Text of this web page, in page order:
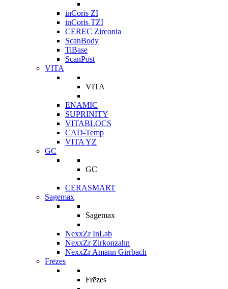
inCoris ZI
inCoris TZI
CEREC Zirconia
ScanBody
TiBase
ScanPost
VITA
VITA
ENAMIC
SUPRINITY
VITABLOCS
CAD-Temp
VITA YZ
GC
GC
CERASMART
Sagemax
Sagemax
NexxZr InLab
NexxZr Zirkonzahn
NexxZr Amann Girrbach
Frēzes
Frēzes